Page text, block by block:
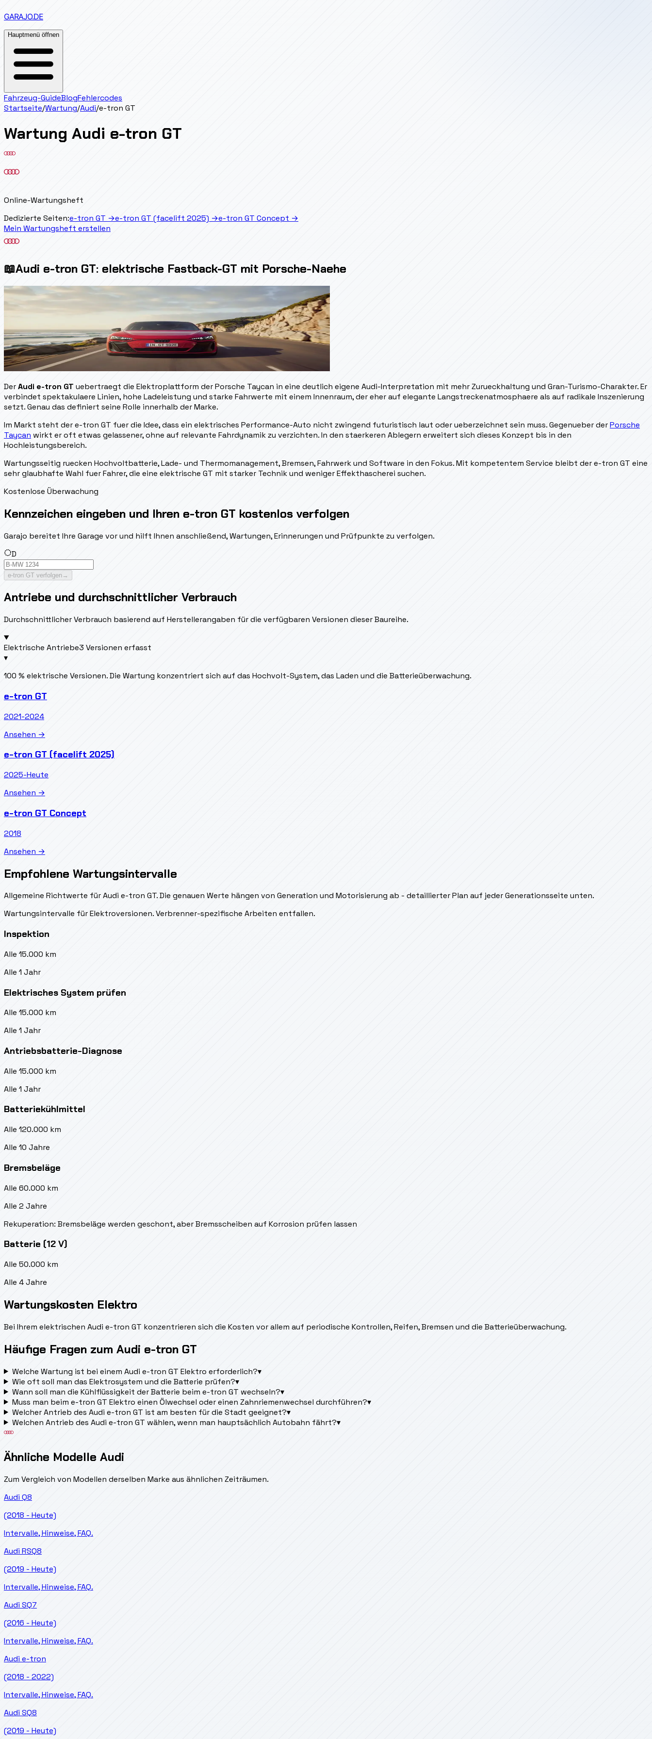
GARAJO.DE
Hauptmenü öffnen
Fahrzeug-GuideBlogFehlercodes
Startseite/Wartung/Audi/e-tron GT
Wartung Audi e-tron GT
Online-Wartungsheft
Dedizierte Seiten:e-tron GT →e-tron GT (facelift 2025) →e-tron GT Concept →
Mein Wartungsheft erstellen
📖Audi e-tron GT: elektrische Fastback-GT mit Porsche-Naehe
DerAudi e-tron GT uebertraegt die Elektroplattform der Porsche Taycan in eine deutlich eigene Audi-Interpretation mit mehr Zurueckhaltung und Gran-Turismo-Charakter. Er
verbindet spektakulaere Linien, hohe Ladeleistung und starke Fahrwerte mit einem Innenraum, der eher auf elegante Langstreckenatmosphaere als auf radikale Inszenierung
setzt. Genau das definiert seine Rolle innerhalb der Marke.
Im Markt steht der e-tron GT fuer die Idee, dass ein elektrisches Performance-Auto nicht zwingend futuristisch laut oder ueberzeichnet sein muss. Gegenueber derPorsche
Taycan wirkt er oft etwas gelassener, ohne auf relevante Fahrdynamik zu verzichten. In den staerkeren Ablegern erweitert sich dieses Konzept bis in den
Hochleistungsbereich.
Wartungsseitig ruecken Hochvoltbatterie, Lade- und Thermomanagement, Bremsen, Fahrwerk und Software in den Fokus. Mit kompetentem Service bleibt der e-tron GT eine
sehr glaubhafte Wahl fuer Fahrer, die eine elektrische GT mit starker Technik und weniger Effekthascherei suchen.
Kostenlose Überwachung
Kennzeichen eingeben und Ihren e-tron GT kostenlos verfolgen
Garajo bereitet Ihre Garage vor und hilft Ihnen anschließend, Wartungen, Erinnerungen und Prüfpunkte zu verfolgen.
D
e-tron GT verfolgen →
Antriebe und durchschnittlicher Verbrauch
Durchschnittlicher Verbrauch basierend auf Herstellerangaben für die verfügbaren Versionen dieser Baureihe.
Elektrische Antriebe3 Versionen erfasst
▾
100 % elektrische Versionen. Die Wartung konzentriert sich auf das Hochvolt-System, das Laden und die Batterieüberwachung.
e-tron GT
2021-2024
Ansehen →
e-tron GT (facelift 2025)
2025-Heute
Ansehen →
e-tron GT Concept
2018
Ansehen →
Empfohlene Wartungsintervalle
Allgemeine Richtwerte für Audi e-tron GT. Die genauen Werte hängen von Generation und Motorisierung ab - detaillierter Plan auf jeder Generationsseite unten.
Wartungsintervalle für Elektroversionen. Verbrenner-spezifische Arbeiten entfallen.
Inspektion
Alle 15.000 km
Alle 1 Jahr
Elektrisches System prüfen
Alle 15.000 km
Alle 1 Jahr
Antriebsbatterie-Diagnose
Alle 15.000 km
Alle 1 Jahr
Batteriekühlmittel
Alle 120.000 km
Alle 10 Jahre
Bremsbeläge
Alle 60.000 km
Alle 2 Jahre
Rekuperation: Bremsbeläge werden geschont, aber Bremsscheiben auf Korrosion prüfen lassen
Batterie (12 V)
Alle 50.000 km
Alle 4 Jahre
Wartungskosten Elektro
Bei Ihrem elektrischen Audi e-tron GT konzentrieren sich die Kosten vor allem auf periodische Kontrollen, Reifen, Bremsen und die Batterieüberwachung.
Häufige Fragen zum Audi e-tron GT
Welche Wartung ist bei einem Audi e-tron GT Elektro erforderlich?▾
Wie oft soll man das Elektrosystem und die Batterie prüfen?▾
Wann soll man die Kühlflüssigkeit der Batterie beim e-tron GT wechseln?▾
Muss man beim e-tron GT Elektro einen Ölwechsel oder einen Zahnriemenwechsel durchführen?▾
Welcher Antrieb des Audi e-tron GT ist am besten für die Stadt geeignet?▾
Welchen Antrieb des Audi e-tron GT wählen, wenn man hauptsächlich Autobahn fährt?▾
Ähnliche Modelle Audi
Zum Vergleich von Modellen derselben Marke aus ähnlichen Zeiträumen.
Audi Q8
(2018 - Heute)
Intervalle, Hinweise, FAQ.
Audi RSQ8
(2019 - Heute)
Intervalle, Hinweise, FAQ.
Audi SQ7
(2016 - Heute)
Intervalle, Hinweise, FAQ.
Audi e-tron
(2018 - 2022)
Intervalle, Hinweise, FAQ.
Audi SQ8
(2019 - Heute)